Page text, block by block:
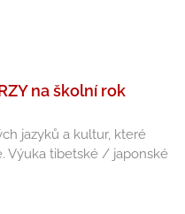
na školní rok
jazyků a kultur, které
Výuka tibetské / japonské